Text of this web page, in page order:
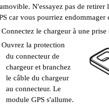
N'essayez pas de retirer
car vous pourriez endommager
Connectez le chargeur à une prise
Ouvrez la protection
du connecteur de
chargeur et branchez
le câble du chargeur
au connecteur. Le
module GPS s'allume.